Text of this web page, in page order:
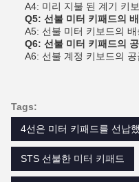
A4: 미리 지불 된 계기 키
Q5: 선불 미터 키패드의
A5: 선불 미터 키보드의
Q6: 선불 미터 키패드의
A6: 선불 계정 키보드의
Tags:
4선은 미터 키패드를 선납
STS 선불한 미터 키패드